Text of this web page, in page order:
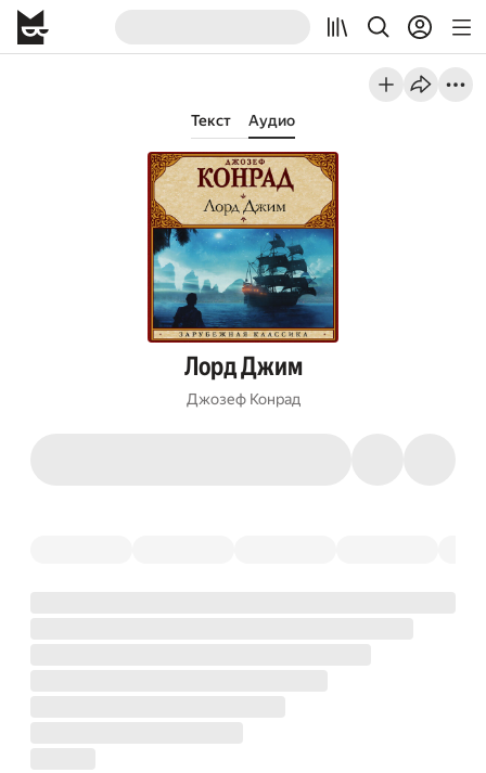
Текст Аудио
Лорд Джим
Джозеф Конрад